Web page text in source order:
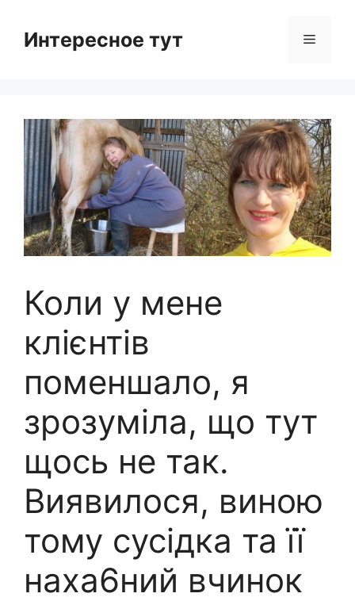
contentИнтересное тут Menu
Коли у мене
клієнтів
поменшало, я
зрозуміла, що тут
щось не так.
Виявилося, виною
тому сусідка та її
наха6ний вчинок